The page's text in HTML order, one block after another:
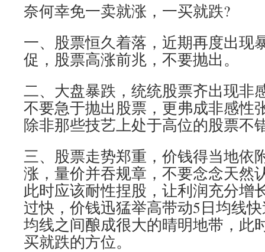
奈何幸免一卖就涨，一买就跌?
一、股票恒久着落，近期再度出现
促，股票高涨前兆，不要抛出。
二、大盘暴跌，统统股票齐出现非
不要急于抛出股票，更弗成非感性
除非那些技艺上处于高位的股票不
三、股票走势郑重，价钱得当地依
涨，量价并吞规章，不要念念天然
此时应该耐性捏股，让利润充分增
过快，价钱迅猛举高带动5日均线
均线之间酿成很大的晴明地带，此
买就跌的方位。